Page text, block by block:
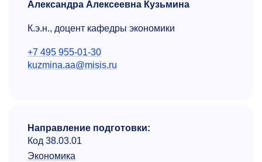
Александра Алексеевна Кузьмина
К.э.н., доцент кафедры экономики
+7 495 955-01-30
kuzmina.aa@misis.ru
Направление подготовки:
Код 38.03.01
Экономика